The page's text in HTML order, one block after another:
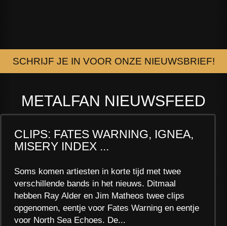
SCHRIJF JE IN VOOR ONZE NIEUWSBRIEF!
METALFAN NIEUWSFEED
CLIPS: FATES WARNING, IGNEA,
MISERY INDEX ...
Soms komen artiesten in korte tijd met twee
verschillende bands in het nieuws. Ditmaal
hebben Ray Alder en Jim Matheos twee clips
opgenomen, eentje voor Fates Warning en eentje
voor North Sea Echoes. De...